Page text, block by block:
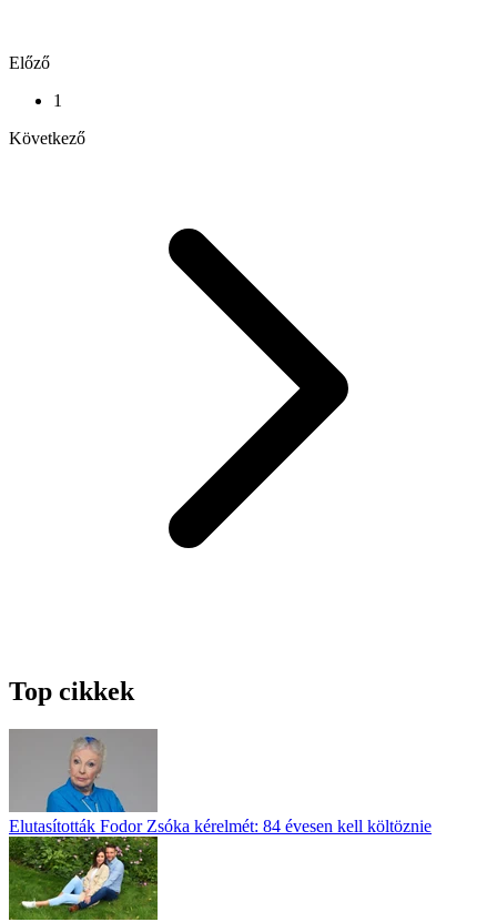
Előző
1
Következő
Top cikkek
Elutasították Fodor Zsóka kérelmét: 84 évesen kell költöznie